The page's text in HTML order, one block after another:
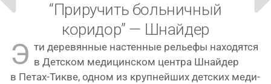
“Приручить больничный
коридор” — Шнайдер
Э ти дере­вян­ные настен­ные релье­фы нахо­дят­ся
в Детском меди­цин­ском цен­тра Шнайдер
в Петах-Тикве, одном из круп­ней­ших дет­ских меди­